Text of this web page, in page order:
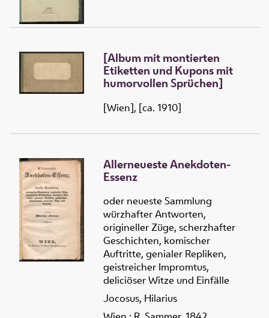
[Album mit montierten
Etiketten und Kupons mit
humorvollen Sprüchen]
[Wien], [ca. 1910]
Allerneueste Anekdoten-
Essenz
oder neueste Sammlung
würzhafter Antworten,
origineller Züge, scherzhafter
Geschichten, komischer
Auftritte, genialer Repliken,
geistreicher Impromtus,
deliciöser Witze und Einfälle
Jocosus, Hilarius